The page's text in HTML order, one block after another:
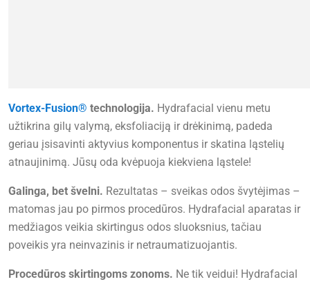
Vortex-Fusion® technologija. Hydrafacial vienu metu
užtikrina gilų valymą, eksfoliaciją ir drėkinimą, padeda
geriau įsisavinti aktyvius komponentus ir skatina ląstelių
atnaujinimą. Jūsų oda kvėpuoja kiekviena ląstele!
Galinga, bet švelni. Rezultatas – sveikas odos švytėjimas –
matomas jau po pirmos procedūros. Hydrafacial aparatas ir
medžiagos veikia skirtingus odos sluoksnius, tačiau
poveikis yra neinvazinis ir netraumatizuojantis.
Procedūros skirtingoms zonoms. Ne tik veidui! Hydrafacial